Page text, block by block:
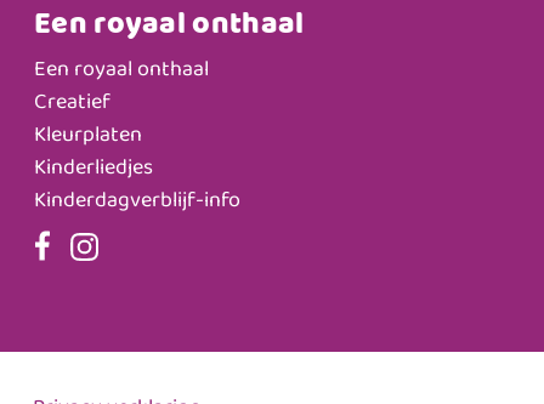
Een royaal onthaal
Een royaal onthaal
Creatief
Kleurplaten
Kinderliedjes
Kinderdagverblijf-info